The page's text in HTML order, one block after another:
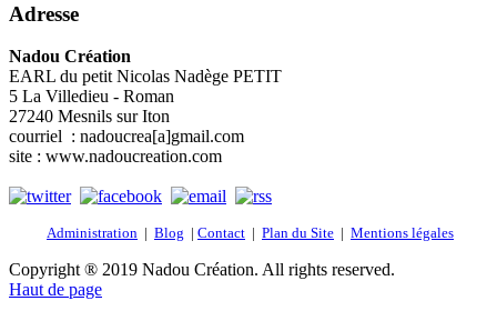
Adresse
Nadou Création
EARL du petit Nicolas Nadège PETIT
5 La Villedieu - Roman
27240 Mesnils sur Iton
courriel : nadoucrea[a]gmail.com
site : www.nadoucreation.com
Administration | Blog | Contact | Plan du Site | Mentions légales
Copyright ® 2019 Nadou Création. All rights reserved.
Haut de page